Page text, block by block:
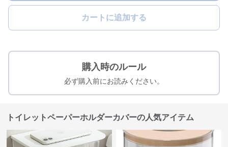
カートに追加する
購入時のルール
必ず購入前にお読みください。
トイレットペーパーホルダーカバーの人気アイテム